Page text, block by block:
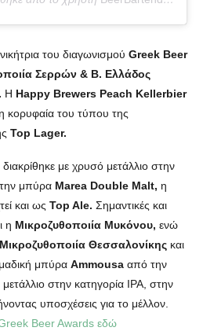
του διαγωνισμού Greek Beer
Σερρών & Β. Ελλάδος
Η Happy Brewers Peach Kellerbier
κορυφαία του τύπου της
Top Lager.
διακρίθηκε με χρυσό μετάλλιο στην
μπύρα Marea Double Malt, η
και ως Top Ale. Σημαντικές και
η Μικροζυθοποιία Μυκόνου, ενώ
Θεσσαλονίκης και
μπύρα Ammousa από την
στην κατηγορία IPA, στην
υποσχέσεις για το μέλλον.
Beer Awards εδώ